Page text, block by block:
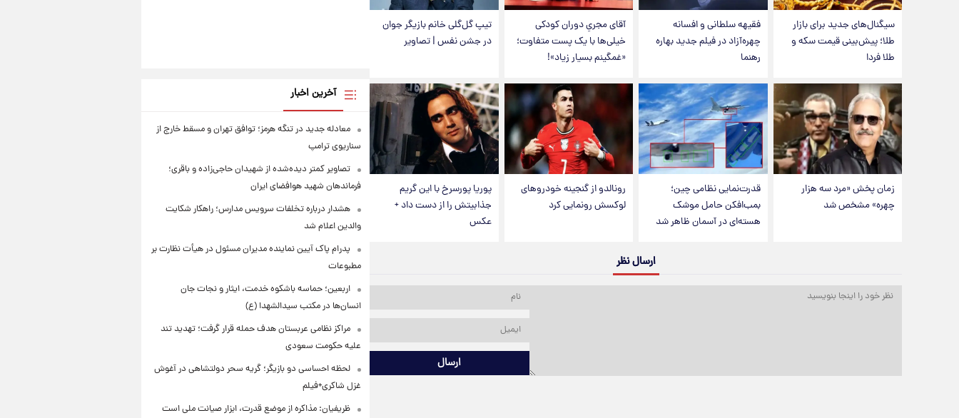
سیگنال‌های جدید برای بازار
طلا؛ پیش‌بینی قیمت سکه و
طلا فردا
فقیهه سلطانی و افسانه
چهره‌آزاد در فیلم جدید بهاره
رهنما
آقای مجریِ دوران کودکی
خیلی‌ها با یک پست متفاوت؛
«غمگینم بسیار زیاد»!
تیپ گل‌گلی خانم بازیگر جوان
در جشن نفس | تصاویر
زمان پخش «مرد سه هزار
چهره» مشخص شد
قدرت‌نمایی نظامی چین؛
بمب‌افکن حامل موشک
هسته‌ای در آسمان ظاهر شد
رونالدو از گنجینه خودروهای
لوکسش رونمایی کرد
پوریا پورسرخ با این گریم
جذابیتش را از دست داد +
عکس
ارسال نظر
ارسال
آخرین اخبار
معادله جدید در تنگه هرمز؛ توافق تهران و مسقط خارج از
سناریوی ترامپ
تصاویر کمتر دیده‌شده از شهیدان حاجی‌زاده و باقری؛
فرماندهان شهید هوافضای ایران
هشدار درباره تخلفات سرویس مدارس؛ راهکار شکایت
والدین اعلام شد
پدرام پاک آیین نماینده مدیران مسئول در هیأت نظارت بر
مطبوعات
اربعین؛ حماسه باشکوه خدمت، ایثار و نجات جان
انسان‌ها در مکتب سیدالشهدا (ع)
مراکز نظامی عربستان هدف حمله قرار گرفت؛ تهدید تند
علیه حکومت سعودی
لحظه احساسی دو بازیگر؛ گریه سحر دولتشاهی در آغوش
غزل شاکری+فیلم
ظریفیان: مذاکره از موضع قدرت، ابزار صیانت ملی است